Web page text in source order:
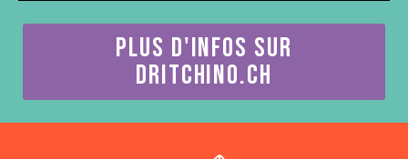
PLUS D'INFOS SUR
DRITCHINO.CH